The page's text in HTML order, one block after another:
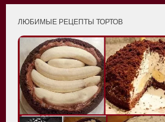
ЛЮБИМЫЕ РЕЦЕПТЫ ТОРТОВ